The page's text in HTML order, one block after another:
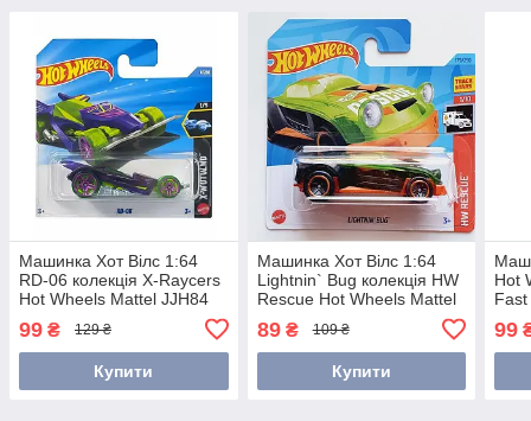
Машинка Хот Вілс 1:64
RD-06 колекція X-Raycers
Hot Wheels Mattel JJH84
99 ₴ 129 ₴
Купити
Машинка Хот Вілс 1:64
Lightnin` Bug колекція HW
Rescue Hot Wheels Mattel
89₴ 109 ₴
Купити
Hot
99